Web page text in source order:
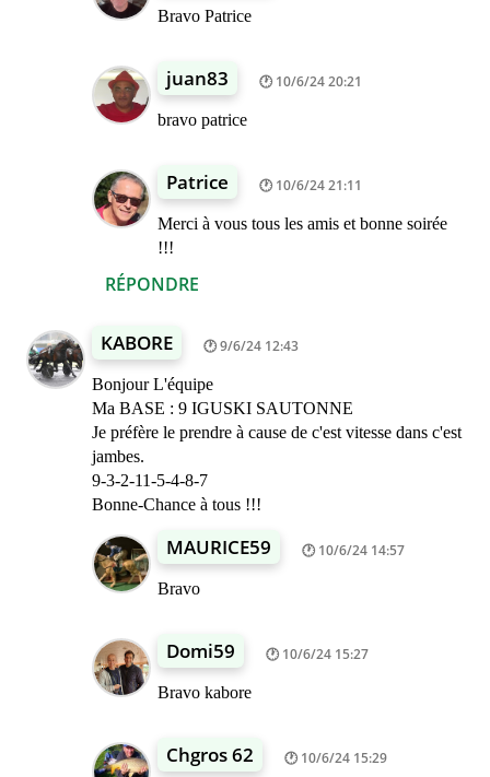
RÉPONDRE
Bravo Patrice
juan83 10/6/24 20:21
bravo patrice
Patrice 10/6/24 21:11
Merci à vous tous les amis et bonne soirée
!!!
KABORE 9/6/24 12:43
Bonjour L'équipe
Ma BASE : 9 IGUSKI SAUTONNE
Je préfère le prendre à cause de c'est vitesse dans c'est
jambes.
9-3-2-11-5-4-8-7
Bonne-Chance à tous !!!
MAURICE59 10/6/24 14:57
Bravo
Domi59 10/6/24 15:27
Bravo kabore
Chgros 62 10/6/24 15:29